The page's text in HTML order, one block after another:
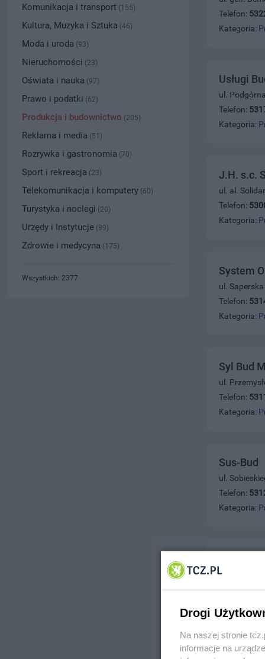
Telefon:
Kategoria:
Usługi
ul.
Telefon:
Kategoria:
J.H. s.c.
ul. al.
Telefon:
Kategoria:
System
ul.
Telefon:
Kategoria:
Syl Bud
ul.
Telefon:
Kategoria:
Sus-Bud
ul.
Telefon:
Kategoria:
ul.
Komunikacja i transport (155)
Kultura, Muzyka i Sztuka (46)
Moda i uroda (93)
Nieruchomości (23)
Oświata i nauka (97)
Prawo i podatki (62)
Produkcja i budownictwo (205)
Reklama i media (51)
Rozrywka i gastronomia (70)
Sport i rekreacja (23)
Telekomunikacja i komputery (60)
Turystyka i noclegi (20)
Urzędy i Instytucje (89)
Zdrowie i medycyna (175)
Wszystkich: 2377
Drogi
Na naszej stronie
informacje na